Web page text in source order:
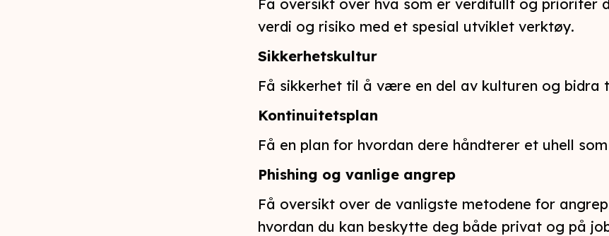
Få oversikt over hva som er verdifullt og prioriter
verdi og risiko med et spesial utviklet verktøy.
Sikkerhetskultur
Få sikkerhet til å være en del av kulturen og bidra
Kontinuitetsplan
Få en plan for hvordan dere håndterer et uhell
Phishing og vanlige angrep
Få oversikt over de vanligste metodene for
hvordan du kan beskytte deg både privat og på